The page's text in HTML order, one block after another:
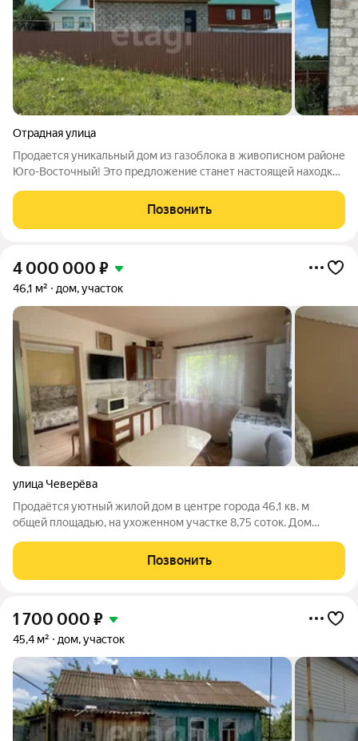
Отрадная улица
Продается уникальный дом из газоблока в живописном районе
Юго-Восточный! Это предложение станет настоящей находкой
площадью 5 соток открывает перед вами безграничные
возможности для реализации
Позвонить
4 000 000 ₽
46,1 м² дом, участок
улица Чеверёва
Продаётся уютный жилой дом в центре города 46,1 кв. м
общей площадью, на ухоженном участке 8,75 соток. Дом
просторная гостиная, отдельная комната, кухня и
совмещённый санузел. Все инженерные
Позвонить
1 700 000 ₽
45,4 м² дом, участок